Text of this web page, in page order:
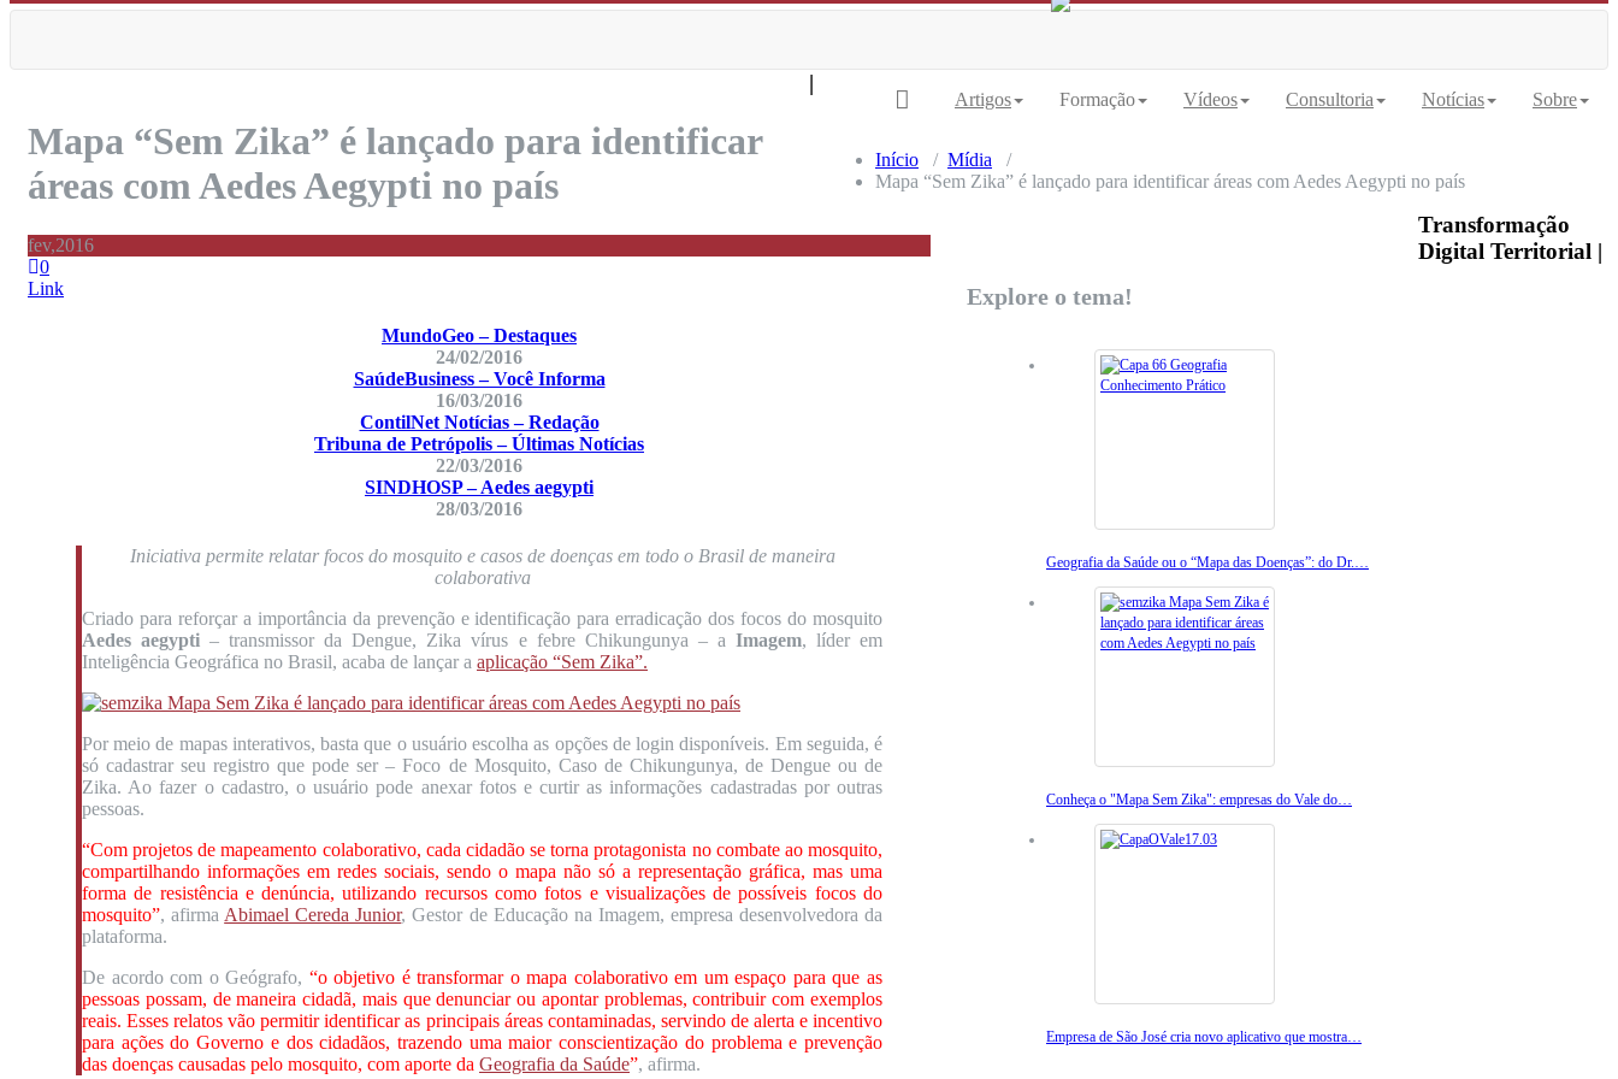
Artigos Formação Vídeos Consultoria Notícias Sobre
Mapa “Sem Zika” é lançado para identificar
áreas com Aedes Aegypti no país
Início / Mídia /
Mapa “Sem Zika” é lançado para identificar áreas com Aedes Aegypti no país
fev,2016
0
Link
MundoGeo – Destaques
24/02/2016
SaúdeBusiness – Você Informa
16/03/2016
ContilNet Notícias – Redação
Tribuna de Petrópolis – Últimas Notícias
22/03/2016
SINDHOSP – Aedes aegypti
28/03/2016
Iniciativa permite relatar focos do mosquito e casos de doenças em todo o Brasil de maneira
colaborativa
Criado para reforçar a importância da prevenção e identificação para erradicação dos focos do mosquito
Aedes aegypti – transmissor da Dengue, Zika vírus e febre Chikungunya – a Imagem, líder em
Inteligência Geográfica no Brasil, acaba de lançar a aplicação “Sem Zika”.
Por meio de mapas interativos, basta que o usuário escolha as opções de login disponíveis. Em seguida, é
só cadastrar seu registro que pode ser – Foco de Mosquito, Caso de Chikungunya, de Dengue ou de
Zika. Ao fazer o cadastro, o usuário pode anexar fotos e curtir as informações cadastradas por outras
pessoas.
“Com projetos de mapeamento colaborativo, cada cidadão se torna protagonista no combate ao mosquito,
compartilhando informações em redes sociais, sendo o mapa não só a representação gráfica, mas uma
forma de resistência e denúncia, utilizando recursos como fotos e visualizações de possíveis focos do
mosquito”, afirmaAbimael Cereda Junior, Gestor de Educação na Imagem, empresa desenvolvedora da
plataforma.
De acordo com o Geógrafo, “o objetivo é transformar o mapa colaborativo em um espaço para que as
pessoas possam, de maneira cidadã, mais que denunciar ou apontar problemas, contribuir com exemplos
reais. Esses relatos vão permitir identificar as principais áreas contaminadas, servindo de alerta e incentivo
para ações do Governo e dos cidadãos, trazendo uma maior conscientização do problema e prevenção
das doenças causadas pelo mosquito, com aporte da Geografia da Saúde”, afirma.
Explore o tema!
Geografia da Saúde ou o “Mapa das Doenças”: do Dr.…
Conheça o "Mapa Sem Zika": empresas do Vale do…
Empresa de São José cria novo aplicativo que mostra…
|
Transformação
Digital Territorial |